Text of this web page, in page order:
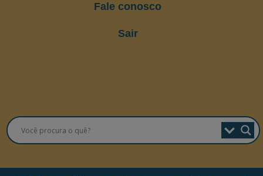
Fale conosco
Sair